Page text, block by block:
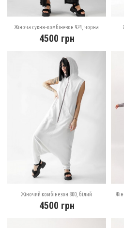
Жіноча сукня-комбінезон 924, чорна
4500 грн
Жіночий комбінезон 800, білий
4500 грн